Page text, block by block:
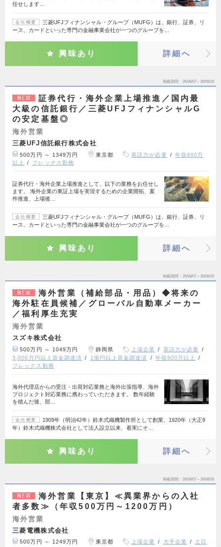
任せします…
会社概要
三菱UFJフィナンシャル・グループ（MUFG）は、銀行、証券、リ
ース、カードといった専門の金融事業会社が一つのグループを…
興味あり 詳細へ
掲載期間 26/08/07～26/08/20
NEW
証券代行・海外企業上場推進／国内最
大級の信託銀行／三菱UFJフィナンシャルG
の安定基盤◎
海外営業
三菱UFJ信託銀行株式会社
500万円 ～ 1349万円 東京都 英語力が必要
年収600万
以上
フレックス勤務
証券代行・海外企業上場推進として、以下の業務をお任せし
ます。 海外企業の東証上場を実現するための企業開拓、案
件推進、上場後…
会社概要
三菱UFJフィナンシャル・グループ（MUFG）は、銀行、証券、リ
ース、カードといった専門の金融事業会社が一つのグループを…
興味あり 詳細へ
掲載期間 26/08/07～26/08/20
NEW
海外営業（補給部品・用品）◆将来の
海外駐在員候補／グローバル自動車メーカー
／福利厚生充実
海外営業
スズキ株式会社
500万円 ～ 1049万円 静岡県 上場企業
英語力が必要
3,000万円以上資金調達済
1億円以上資金調達済
年収600万以上
フレックス勤務
海外代理店からの受注・出荷対応業務と海外出張指導、海外
プロジェクト対応業務に携わっていただきます。 数年経験
を積んだ後、部…
会社概要
1909年（明治42年）鈴木式織機製作所として創業、1920年（大正9
年）鈴木式織機株式会社として法人設立以来、着実にそ…
興味あり 詳細へ
掲載期間 26/08/07～26/08/20
NEW
海外営業【東京】≪異業界からの入社
者多数≫（年収500万円～1200万円）
海外営業
三菱電機株式会社
500万円 ～ 1249万円 東京都 上場企業 大手企業 土日